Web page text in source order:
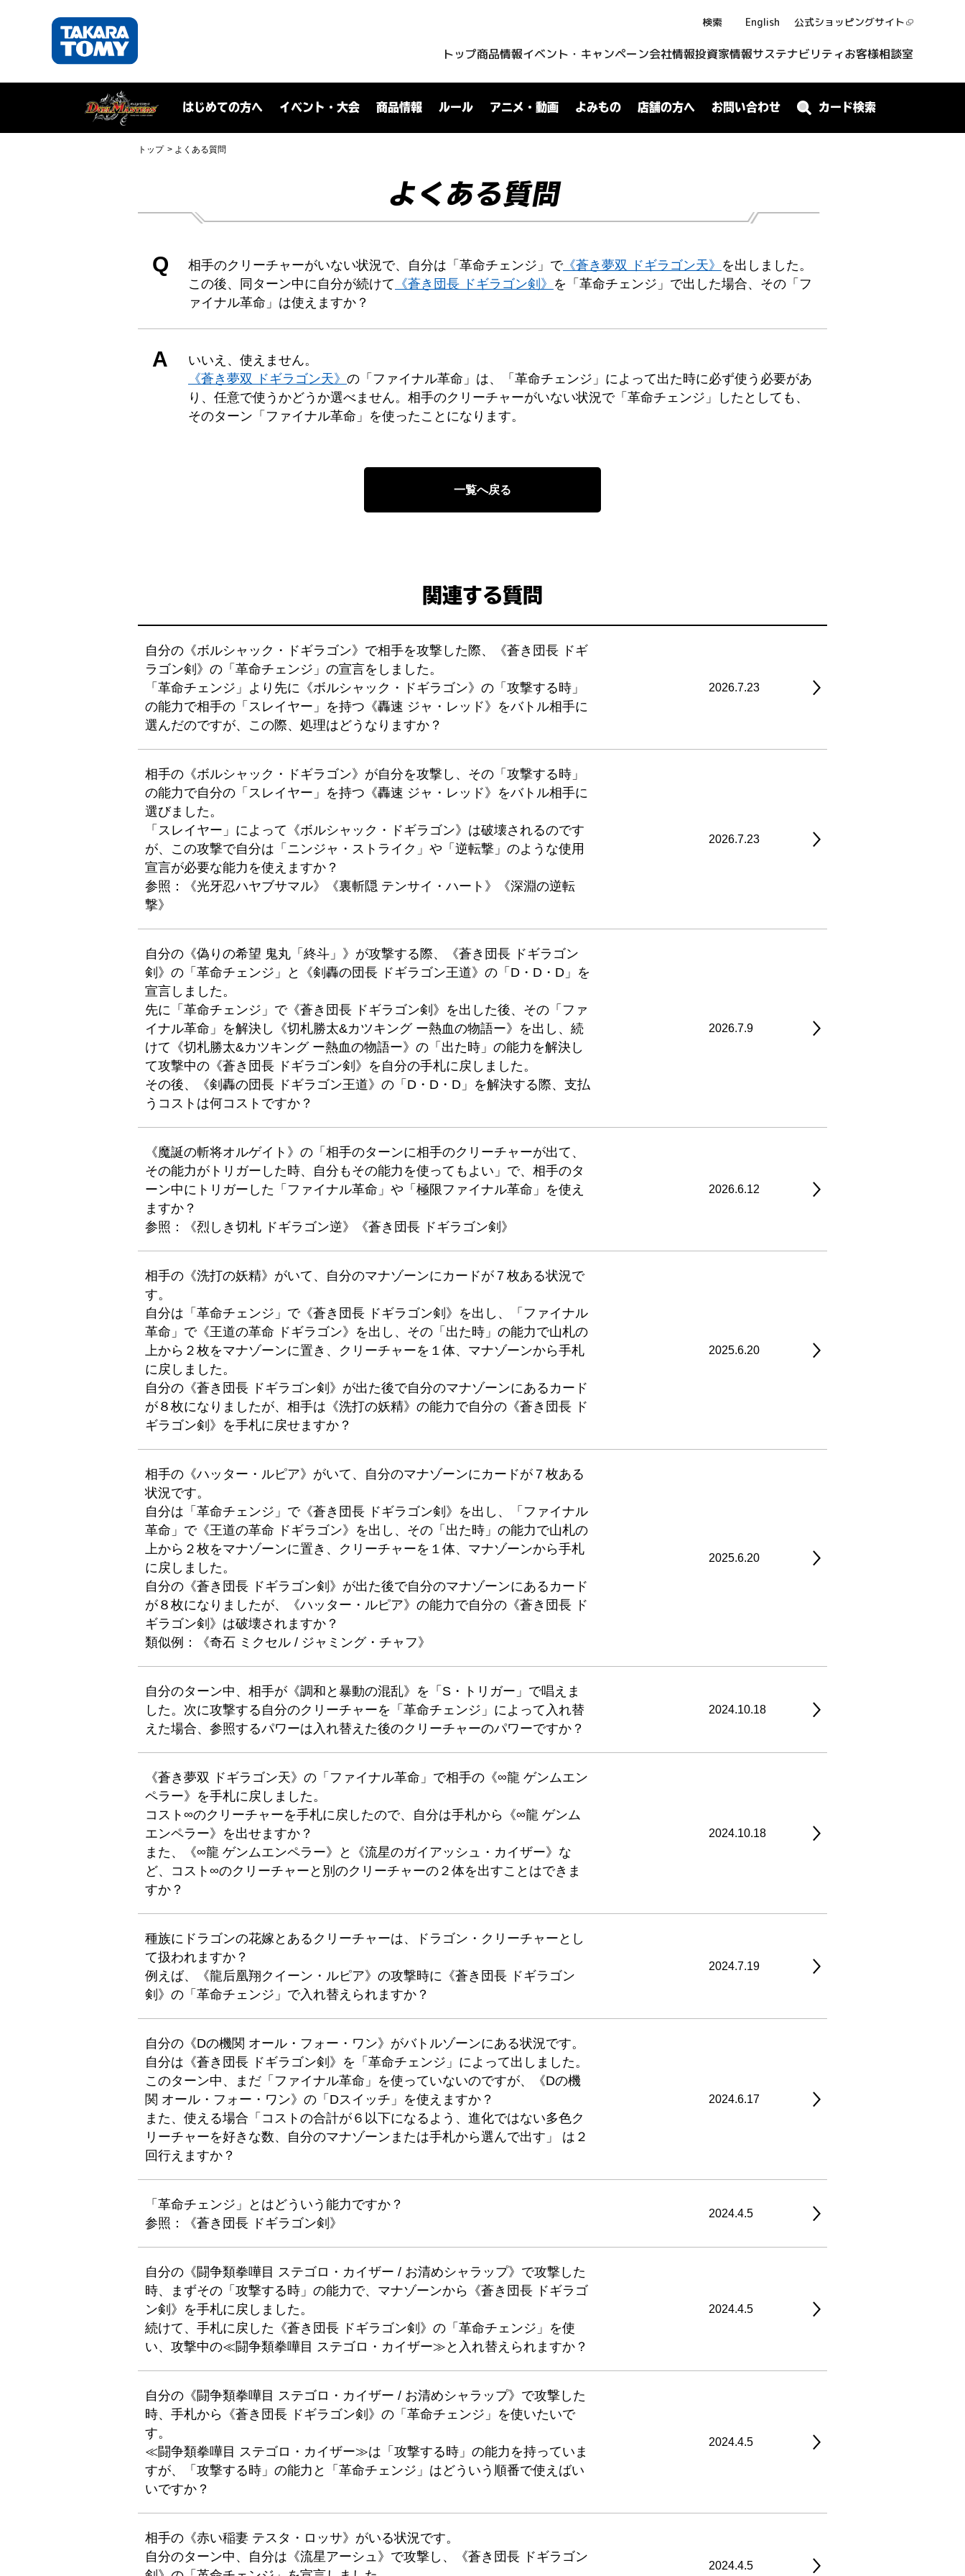
検索 English 公式ショッピングサイト
トップ商品情報イベント・キャンペーン会社情報投資家情報サステナビリティお客様相談室
はじめての方へ イベント・大会 商品情報 ルール アニメ・動画 よみもの 店舗の方へ お問い合わせ カード検索
トップ よくある質問
よくある質問
Q 相手のクリーチャーがいない状況で、自分は「革命チェンジ」で《蒼き夢双 ドギラゴン天》 を出しました。
この後、同ターン中に自分が続けて 《蒼き団長 ドギラゴン剣》 を「革命チェンジ」で出した場合、その「フ
ァイナル革命」は使えますか？
A
いいえ、使えません。
《蒼き夢双 ドギラゴン天》 の「ファイナル革命」は、「革命チェンジ」によって出た時に必ず使う必要があ
り、任意で使うかどうか選べません。相手のクリーチャーがいない状況で「革命チェンジ」したとしても、
そのターン「ファイナル革命」を使ったことになります。
一覧へ戻る
関連する質問
自分の《ボルシャック・ドギラゴン》で相手を攻撃した際、《蒼き団長 ドギ
ラゴン剣》の「革命チェンジ」の宣言をしました。
「革命チェンジ」より先に《ボルシャック・ドギラゴン》の「攻撃する時」
の能力で相手の「スレイヤー」を持つ《轟速 ジャ・レッド》をバトル相手に
選んだのですが、この際、処理はどうなりますか？
2026.7.23
相手の《ボルシャック・ドギラゴン》が自分を攻撃し、その「攻撃する時」
の能力で自分の「スレイヤー」を持つ《轟速 ジャ・レッド》をバトル相手に
選びました。
「スレイヤー」によって《ボルシャック・ドギラゴン》は破壊されるのです
が、この攻撃で自分は「ニンジャ・ストライク」や「逆転撃」のような使用
宣言が必要な能力を使えますか？
参照：《光牙忍ハヤブサマル》《裏斬隠 テンサイ・ハート》《深淵の逆転
撃》
2026.7.23
自分の《偽りの希望 鬼丸「終斗」》が攻撃する際、《蒼き団長 ドギラゴン
剣》の「革命チェンジ」と《剣轟の団長 ドギラゴン王道》の「D・D・D」を
宣言しました。
先に「革命チェンジ」で《蒼き団長 ドギラゴン剣》を出した後、その「ファ
イナル革命」を解決し《切札勝太&カツキング ー熱血の物語ー》を出し、続
けて《切札勝太&カツキング ー熱血の物語ー》の「出た時」の能力を解決し
て攻撃中の《蒼き団長 ドギラゴン剣》を自分の手札に戻しました。
その後、《剣轟の団長 ドギラゴン王道》の「D・D・D」を解決する際、支払
うコストは何コストですか？
2026.7.9
《魔誕の斬将オルゲイト》の「相手のターンに相手のクリーチャーが出て、
その能力がトリガーした時、自分もその能力を使ってもよい」で、相手のタ
ーン中にトリガーした「ファイナル革命」や「極限ファイナル革命」を使え
ますか？
参照：《烈しき切札 ドギラゴン逆》《蒼き団長 ドギラゴン剣》
2026.6.12
相手の《洗打の妖精》がいて、自分のマナゾーンにカードが７枚ある状況で
す。
自分は「革命チェンジ」で《蒼き団長 ドギラゴン剣》を出し、「ファイナル
革命」で《王道の革命 ドギラゴン》を出し、その「出た時」の能力で山札の
上から２枚をマナゾーンに置き、クリーチャーを１体、マナゾーンから手札
に戻しました。
自分の《蒼き団長 ドギラゴン剣》が出た後で自分のマナゾーンにあるカード
が８枚になりましたが、相手は《洗打の妖精》の能力で自分の《蒼き団長 ド
ギラゴン剣》を手札に戻せますか？
2025.6.20
相手の《ハッター・ルピア》がいて、自分のマナゾーンにカードが７枚ある
状況です。
自分は「革命チェンジ」で《蒼き団長 ドギラゴン剣》を出し、「ファイナル
革命」で《王道の革命 ドギラゴン》を出し、その「出た時」の能力で山札の
上から２枚をマナゾーンに置き、クリーチャーを１体、マナゾーンから手札
に戻しました。
自分の《蒼き団長 ドギラゴン剣》が出た後で自分のマナゾーンにあるカード
が８枚になりましたが、《ハッター・ルピア》の能力で自分の《蒼き団長 ド
ギラゴン剣》は破壊されますか？
類似例：《奇石 ミクセル / ジャミング・チャフ》
2025.6.20
自分のターン中、相手が《調和と暴動の混乱》を「S・トリガー」で唱えま
した。次に攻撃する自分のクリーチャーを「革命チェンジ」によって入れ替
えた場合、参照するパワーは入れ替えた後のクリーチャーのパワーですか？
2024.10.18
《蒼き夢双 ドギラゴン天》の「ファイナル革命」で相手の《∞龍 ゲンムエン
ペラー》を手札に戻しました。
コスト∞のクリーチャーを手札に戻したので、自分は手札から《∞龍 ゲンム
エンペラー》を出せますか？
また、《∞龍 ゲンムエンペラー》と《流星のガイアッシュ・カイザー》な
ど、コスト∞のクリーチャーと別のクリーチャーの２体を出すことはできま
すか？
2024.10.18
種族にドラゴンの花嫁とあるクリーチャーは、ドラゴン・クリーチャーとし
て扱われますか？
例えば、《龍后凰翔クイーン・ルピア》の攻撃時に《蒼き団長 ドギラゴン
剣》の「革命チェンジ」で入れ替えられますか？
2024.7.19
自分の《Dの機関 オール・フォー・ワン》がバトルゾーンにある状況です。
自分は《蒼き団長 ドギラゴン剣》を「革命チェンジ」によって出しました。
このターン中、まだ「ファイナル革命」を使っていないのですが、《Dの機
関 オール・フォー・ワン》の「Dスイッチ」を使えますか？
また、使える場合「コストの合計が６以下になるよう、進化ではない多色ク
リーチャーを好きな数、自分のマナゾーンまたは手札から選んで出す」 は２
回行えますか？
2024.6.17
「革命チェンジ」とはどういう能力ですか？
参照：《蒼き団長 ドギラゴン剣》
2024.4.5
自分の《闘争類拳嘩目 ステゴロ・カイザー / お清めシャラップ》で攻撃した
時、まずその「攻撃する時」の能力で、マナゾーンから《蒼き団長 ドギラゴ
ン剣》を手札に戻しました。
続けて、手札に戻した《蒼き団長 ドギラゴン剣》の「革命チェンジ」を使
い、攻撃中の≪闘争類拳嘩目 ステゴロ・カイザー≫と入れ替えられますか？
2024.4.5
自分の《闘争類拳嘩目 ステゴロ・カイザー / お清めシャラップ》で攻撃した
時、手札から《蒼き団長 ドギラゴン剣》の「革命チェンジ」を使いたいで
す。
≪闘争類拳嘩目 ステゴロ・カイザー≫は「攻撃する時」の能力を持っていま
すが、「攻撃する時」の能力と「革命チェンジ」はどういう順番で使えばい
いですか？
2024.4.5
相手の《赤い稲妻 テスタ・ロッサ》がいる状況です。
自分のターン中、自分は《流星アーシュ》で攻撃し、《蒼き団長 ドギラゴン
2024.4.5